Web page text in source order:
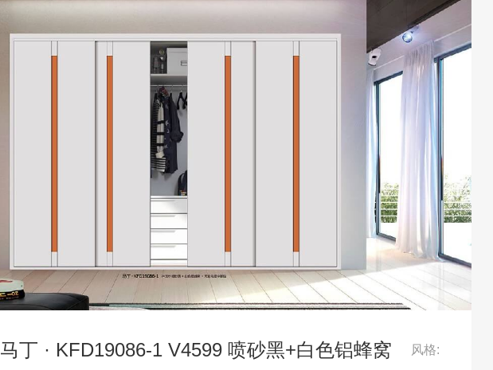
风格:
马丁 · KFD19086-1 V4599 喷砂黑+白色铝蜂窝